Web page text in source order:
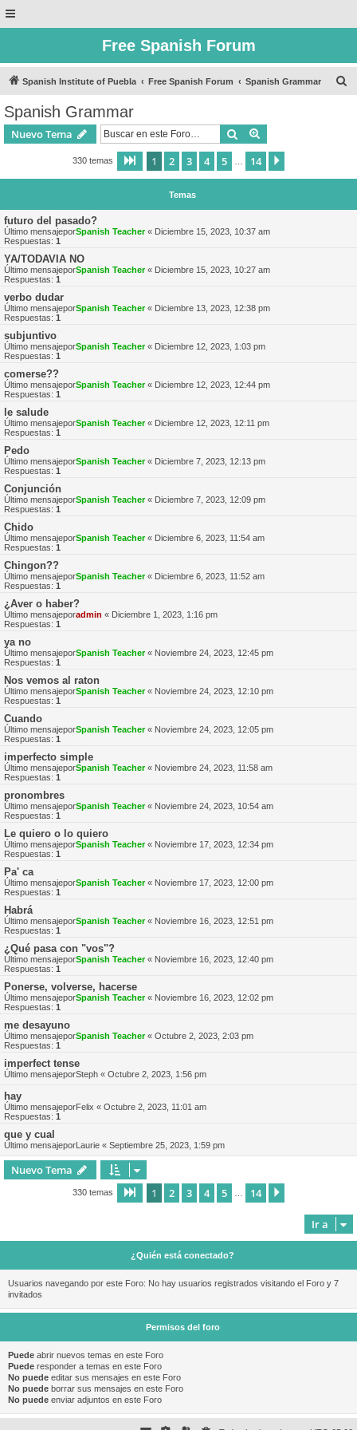
Free Spanish Forum
Spanish Institute of Puebla Free Spanish Forum Spanish Grammar
Spanish Grammar
Nuevo Tema Buscar
330 temas Página de 14
1 2 3 4 5 14
Temas
futuro del pasado?
Último mensajeporSpanish Teacher« Diciembre 15, 2023, 10:37 am
Respuestas: 1
YA/TODAVIA NO
Último mensajeporSpanish Teacher« Diciembre 15, 2023, 10:27 am
Respuestas: 1
verbo dudar
Último mensajeporSpanish Teacher« Diciembre 13, 2023, 12:38 pm
Respuestas: 1
subjuntivo
Último mensajeporSpanish Teacher« Diciembre 12, 2023, 1:03 pm
Respuestas: 1
comerse??
Último mensajeporSpanish Teacher« Diciembre 12, 2023, 12:44 pm
Respuestas: 1
le salude
Último mensajeporSpanish Teacher« Diciembre 12, 2023, 12:11 pm
Respuestas: 1
Pedo
Último mensajeporSpanish Teacher« Diciembre 7, 2023, 12:13 pm
Respuestas: 1
Conjunción
Último mensajeporSpanish Teacher« Diciembre 7, 2023, 12:09 pm
Respuestas: 1
Chido
Último mensajeporSpanish Teacher« Diciembre 6, 2023, 11:54 am
Respuestas: 1
Chingon??
Último mensajeporSpanish Teacher« Diciembre 6, 2023, 11:52 am
Respuestas: 1
¿Aver o haber?
Último mensajeporadmin « Diciembre 1, 2023, 1:16 pm
Respuestas: 1
ya no
Último mensajeporSpanish Teacher« Noviembre 24, 2023, 12:45 pm
Respuestas: 1
Nos vemos al raton
Último mensajeporSpanish Teacher« Noviembre 24, 2023, 12:10 pm
Respuestas: 1
Cuando
Último mensajeporSpanish Teacher« Noviembre 24, 2023, 12:05 pm
Respuestas: 1
imperfecto simple
Último mensajeporSpanish Teacher« Noviembre 24, 2023, 11:58 am
Respuestas: 1
pronombres
Último mensajeporSpanish Teacher« Noviembre 24, 2023, 10:54 am
Respuestas: 1
Le quiero o lo quiero
Último mensajeporSpanish Teacher« Noviembre 17, 2023, 12:34 pm
Respuestas: 1
Pa' ca
Último mensajeporSpanish Teacher« Noviembre 17, 2023, 12:00 pm
Respuestas: 1
Habrá
Último mensajeporSpanish Teacher« Noviembre 16, 2023, 12:51 pm
Respuestas: 1
¿Qué pasa con "vos"?
Último mensajeporSpanish Teacher« Noviembre 16, 2023, 12:40 pm
Respuestas: 1
Ponerse, volverse, hacerse
Último mensajeporSpanish Teacher« Noviembre 16, 2023, 12:02 pm
Respuestas: 1
me desayuno
Último mensajeporSpanish Teacher« Octubre 2, 2023, 2:03 pm
Respuestas: 1
imperfect tense
Último mensajeporSteph « Octubre 2, 2023, 1:56 pm
hay
Último mensajeporFelix « Octubre 2, 2023, 11:01 am
Respuestas: 1
que y cual
Último mensajeporLaurie « Septiembre 25, 2023, 1:59 pm
Nuevo Tema
330 temas Página de 14
1 2 3 4 5 14
Ir a
¿Quién está conectado?
Usuarios navegando por este Foro: No hay usuarios registrados visitando el Foro y 7
invitados
Permisos del foro
Puede abrir nuevos temas en este Foro
Puede responder a temas en este Foro
No puede editar sus mensajes en este Foro
No puede borrar sus mensajes en este Foro
No puede enviar adjuntos en este Foro